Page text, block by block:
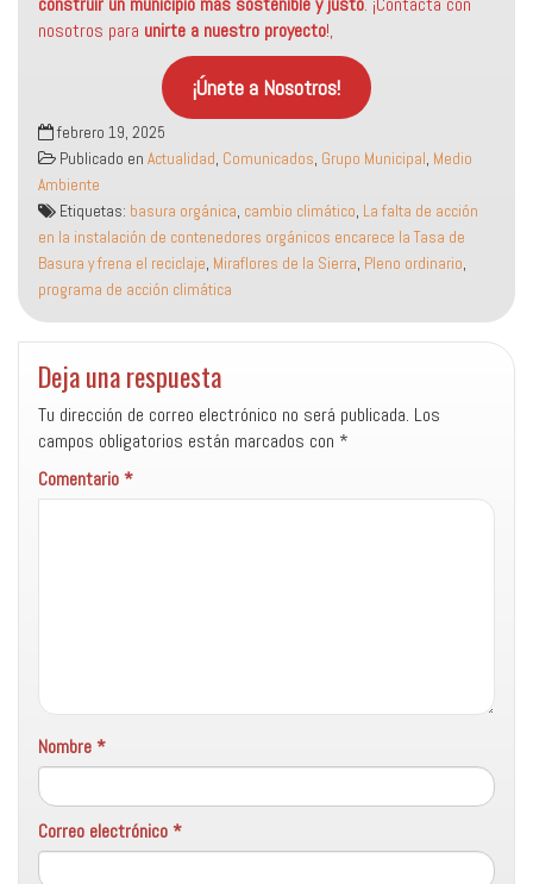
nosotros para unirte a nuestro proyecto!,
¡Únete a Nosotros!
febrero 19, 2025
Publicado en Actualidad, Comunicados, Grupo Municipal, Medio
Ambiente
Etiquetas: basura orgánica, cambio climático, La falta de acción
en la instalación de contenedores orgánicos encarece la Tasa de
Basura y frena el reciclaje, Miraflores de la Sierra, Pleno ordinario,
programa de acción climática
Deja una respuesta
Tu dirección de correo electrónico no será publicada. Los
campos obligatorios están marcados con *
Comentario*
Nombre *
Correo electrónico *